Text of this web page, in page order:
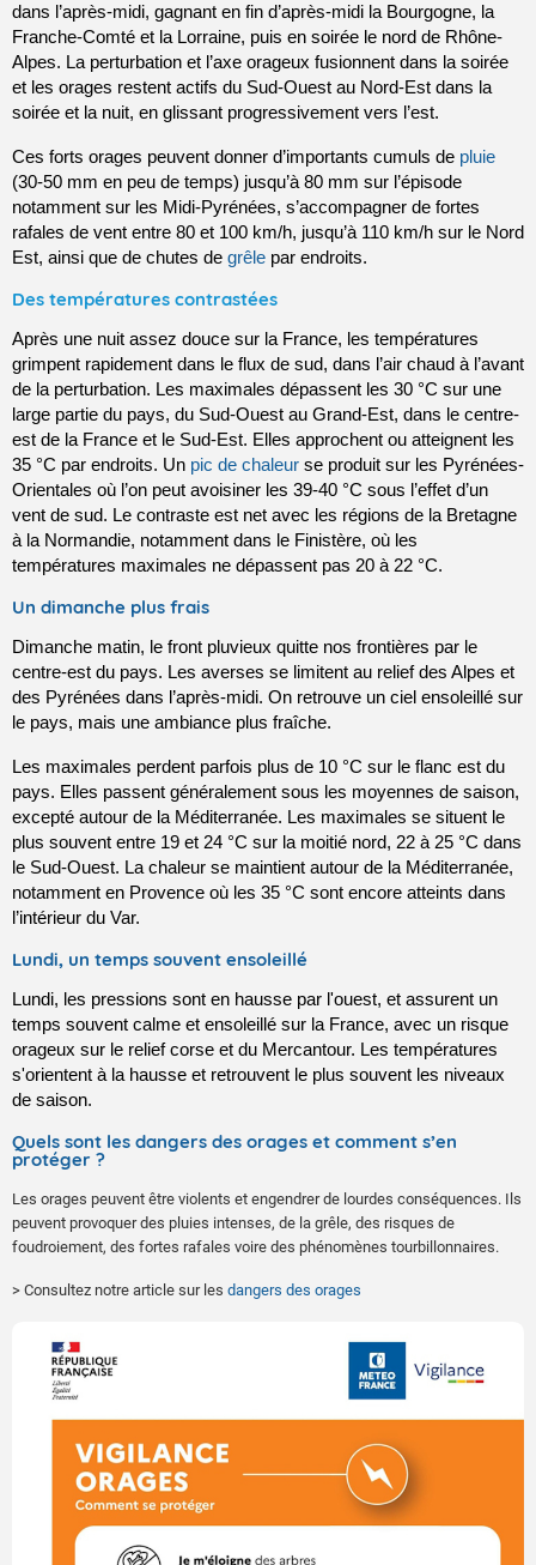
dans l’après-midi, gagnant en fin d’après-midi la Bourgogne, la
Franche-Comté et la Lorraine, puis en soirée le nord de Rhône-
Alpes. La perturbation et l’axe orageux fusionnent dans la soirée
et les orages restent actifs du Sud-Ouest au Nord-Est dans la
soirée et la nuit, en glissant progressivement vers l’est.
Ces forts orages peuvent donner d’importants cumuls de pluie
(30-50 mm en peu de temps) jusqu’à 80 mm sur l’épisode
notamment sur les Midi-Pyrénées, s’accompagner de fortes
rafales de vent entre 80 et 100 km/h, jusqu’à 110 km/h sur le Nord
Est, ainsi que de chutes de grêle par endroits.
Des températures contrastées
Après une nuit assez douce sur la France, les températures
grimpent rapidement dans le flux de sud, dans l’air chaud à l’avant
de la perturbation. Les maximales dépassent les 30 °C sur une
large partie du pays, du Sud-Ouest au Grand-Est, dans le centre-
est de la France et le Sud-Est. Elles approchent ou atteignent les
35 °C par endroits. Un pic de chaleur se produit sur les Pyrénées-
Orientales où l’on peut avoisiner les 39-40 °C sous l’effet d’un
vent de sud. Le contraste est net avec les régions de la Bretagne
à la Normandie, notamment dans le Finistère, où les
températures maximales ne dépassent pas 20 à 22 °C.
Un dimanche plus frais
Dimanche matin, le front pluvieux quitte nos frontières par le
centre-est du pays. Les averses se limitent au relief des Alpes et
des Pyrénées dans l’après-midi. On retrouve un ciel ensoleillé sur
le pays, mais une ambiance plus fraîche.
Les maximales perdent parfois plus de 10 °C sur le flanc est du
pays. Elles passent généralement sous les moyennes de saison,
excepté autour de la Méditerranée. Les maximales se situent le
plus souvent entre 19 et 24 °C sur la moitié nord, 22 à 25 °C dans
le Sud-Ouest. La chaleur se maintient autour de la Méditerranée,
notamment en Provence où les 35 °C sont encore atteints dans
l’intérieur du Var.
Lundi, un temps souvent ensoleillé
Lundi, les pressions sont en hausse par l'ouest, et assurent un
temps souvent calme et ensoleillé sur la France, avec un risque
orageux sur le relief corse et du Mercantour. Les températures
s'orientent à la hausse et retrouvent le plus souvent les niveaux
de saison.
Quels sont les dangers des orages et comment s’en
protéger ?
Les orages peuvent être violents et engendrer de lourdes conséquences. Ils
peuvent provoquer des pluies intenses, de la grêle, des risques de
foudroiement, des fortes rafales voire des phénomènes tourbillonnaires.
> Consultez notre article sur les dangers des orages